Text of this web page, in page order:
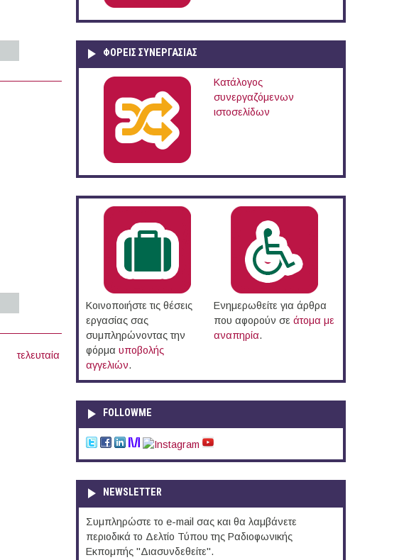
τελευταία
ΦΟΡΕΙΣ ΣΥΝΕΡΓΑΣΙΑΣ
Κατάλογος
συνεργαζόμενων
ιστοσελίδων
Κοινοποιήστε τις θέσεις
εργασίας σας
συμπληρώνοντας την
φόρμα υποβολής
αγγελιών.
Ενημερωθείτε για άρθρα
που αφορούν σε άτομα με
αναπηρία.
FOLLOWME
NEWSLETTER
Συμπληρώστε το e-mail σας και θα λαμβάνετε
περιοδικά το Δελτίο Τύπου της Ραδιοφωνικής
Εκπομπής "Διασυνδεθείτε".